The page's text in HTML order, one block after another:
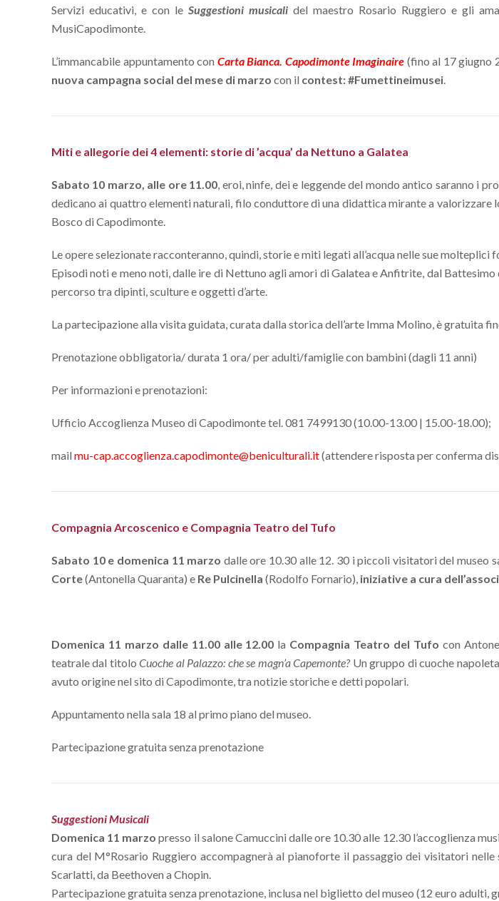
Servizi educativi, e con le Suggestioni musicali del maestro Rosario Ruggiero e gli
MusiCapodimonte.
L’immancabile appuntamento con Carta Bianca. Capodimonte Imaginaire (fino al 17 giugno
nuova campagna social del mese di marzo con il contest: #Fumettineimusei.
Miti e allegorie dei 4 elementi: storie di ’acqua’ da Nettuno a Galatea
Sabato 10 marzo, alle ore 11.00, eroi, ninfe, dei e leggende del mondo antico saranno i
dedicano ai quattro elementi naturali, filo conduttore di una didattica mirante a
Bosco di Capodimonte.
Le opere selezionate racconteranno, quindi, storie e miti legati all’acqua nelle sue molteplici
Episodi noti e meno noti, dalle ire di Nettuno agli amori di Galatea e Anfitrite, dal
percorso tra dipinti, sculture e oggetti d’arte.
La partecipazione alla visita guidata, curata dalla storica dell’arte Imma Molino, è gratuita
Prenotazione obbligatoria/ durata 1 ora/ per adulti/famiglie con bambini (dagli 11 anni)
Per informazioni e prenotazioni:
Ufficio Accoglienza Museo di Capodimonte tel. 081 7499130 (10.00-13.00 | 15.00-18.00);
mail mu-cap.accoglienza.capodimonte@beniculturali.it(attendere risposta per conferma
Compagnia Arcoscenico e Compagnia Teatro del Tufo
Sabato 10 e domenica 11 marzo dalle ore 10.30 alle 12. 30 i piccoli visitatori del museo
Corte(Antonella Quaranta) e Re Pulcinella (Rodolfo Fornario), iniziative a cura
Domenica 11 marzo dalle 11.00 alle 12.00 la Compagnia Teatro del Tufo con
teatrale dal titoloCuoche al Palazzo: che se magn’a Capemonte? Un gruppo di cuoche
avuto origine nel sito di Capodimonte, tra notizie storiche e detti popolari.
Appuntamento nella sala 18 al primo piano del museo.
Partecipazione gratuita senza prenotazione
Suggestioni Musicali
Domenica 11 marzo presso il salone Camuccini dalle ore 10.30 alle 12.30 l’accoglienza
cura del M°Rosario Ruggiero accompagnerà al pianoforte il passaggio dei visitatori
Scarlatti, da Beethoven a Chopin.
Partecipazione gratuita senza prenotazione, inclusa nel biglietto del museo (12 euro adulti,